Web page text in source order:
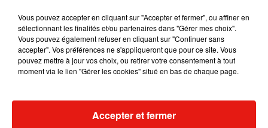
7 août 2026
Julien Lieb s’essaye à la vie de chatelain
dans son nouveau clip
7 août 2026
Vous pouvez accepter en cliquant sur "Accepter et fermer", ou affiner en
sélectionnant les finalités et/ou partenaires dans "Gérer mes choix".
Vous pouvez également refuser en cliquant sur "Continuer sans
accepter". Vos préférences ne s'appliqueront que pour ce site. Vous
pouvez mettre à jour vos choix, ou retirer votre consentement à tout
moment via le lien "Gérer les cookies" situé en bas de chaque page.
Accepter et fermer